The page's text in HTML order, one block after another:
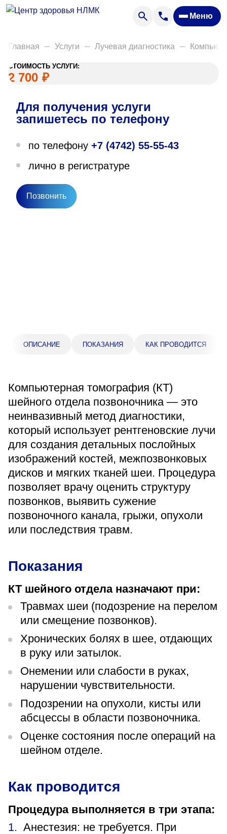
Меню
Анализы
Акции
Пациентам
Вакансии
О нас
Направления деятельности
Адрес
Суббота 08:00–16:00
Регистратура
+7 (4742) 55-55-43
Санаторий-профилакторий
«Парус»
Адрес
399000, г. Липецк, Плехановское лесничество,
Ленинский лесхоз, квартал 67
Понедельник — четверг
перерыв 12:00–12:30
перерыв 12:00–12:30
Администратор
+7 (4742) 72-73-31
Версия для слабовидящих
Главная Услуги Лучевая диагностика
ОПИСАНИЕ ПОКАЗАНИЯ КАК ПРОВОДИТСЯ
Компьютерная томография (КТ)
шейного отдела позвоночника — это
неинвазивный метод диагностики,
который использует рентгеновские лучи
для создания детальных послойных
изображений костей, межпозвонковых
дисков и мягких тканей шеи. Процедура
позволяет врачу оценить структуру
позвонков, выявить сужение
позвоночного канала, грыжи, опухоли
или последствия травм.
Показания
КТ шейного отдела назначают при:
Травмах шеи (подозрение на перелом
или смещение позвонков).
Хронических болях в шее, отдающих
в руку или затылок.
Онемении или слабости в руках,
нарушении чувствительности.
Подозрении на опухоли, кисты или
абсцессы в области позвоночника.
Оценке состояния после операций на
шейном отделе.
Как проводится
Процедура выполняется в три этапа:
Анестезия: не требуется. При
СТОИМОСТЬ УСЛУГИ:
2 700 ₽
Для получения услуги
запишетесь по телефону
по телефону +7 (4742) 55-55-43
лично в регистратуре
Позвонить